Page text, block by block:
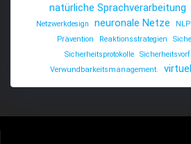
natürliche Sprachverarbeitung
Netzwerkdesign
neuronale Netze NLP
Prävention
Reaktionsstrategien
Sicherheitsprotokolle
Verwundbarkeitsmanagement.